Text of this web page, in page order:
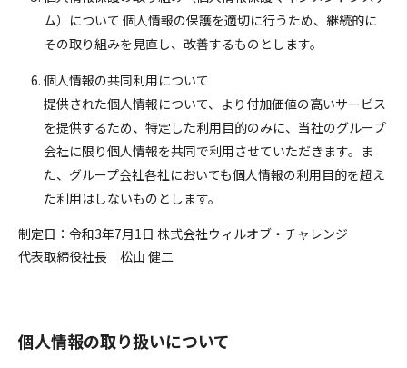
ム）について 個人情報の保護を適切に行うため、継続的に
その取り組みを見直し、改善するものとします。
個人情報の共同利用について
提供された個人情報について、より付加価値の高いサービス
を提供するため、特定した利用目的のみに、当社のグループ
会社に限り個人情報を共同で利用させていただきます。ま
た、グループ会社各社においても個人情報の利用目的を超え
た利用はしないものとします。
制定日：令和3年7月1日 株式会社ウィルオブ・チャレンジ
代表取締役社長 松山 健二
個人情報の取り扱いについて